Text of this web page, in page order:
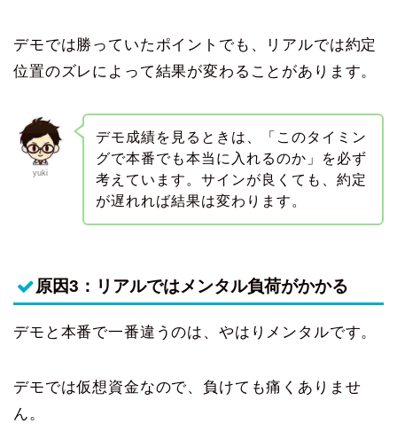
デモでは勝っていたポイントでも、リアルでは約定
位置のズレによって結果が変わることがあります。
yuki
デモ成績を見るときは、「このタイミン
グで本番でも本当に入れるのか」を必ず
考えています。サインが良くても、約定
が遅れれば結果は変わります。
原因3：リアルではメンタル負荷がかかる
デモと本番で一番違うのは、やはりメンタルです。
デモでは仮想資金なので、負けても痛くありませ
ん。